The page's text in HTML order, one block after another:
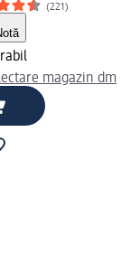
(221)
magazin dm